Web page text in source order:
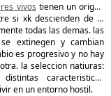
vivos tienen un origen
si xk descienden de la
todas las demas. las
extinegen y cambian
es progresivo y no hay
la seleccion natiuras:
caracteristicas
en un entorno hostil.